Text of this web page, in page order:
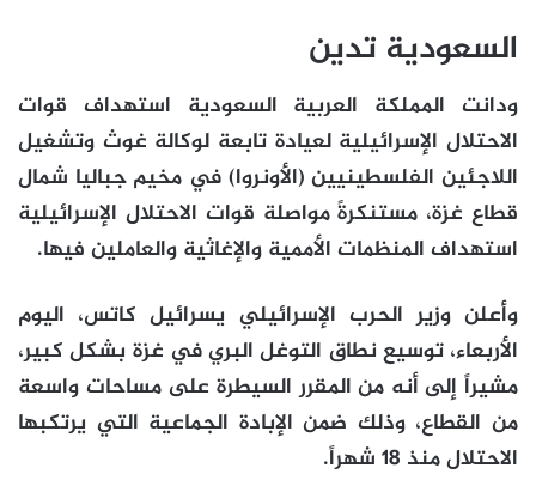
السعودية تدين
ودانت المملكة العربية السعودية استهداف قوات
الاحتلال الإسرائيلية لعيادة تابعة لوكالة غوث وتشغيل
اللاجئين الفلسطينيين (الأونروا) في مخيم جباليا شمال
قطاع غزة، مستنكرةً مواصلة قوات الاحتلال الإسرائيلية
استهداف المنظمات الأممية والإغاثية والعاملين فيها.
وأعلن وزير الحرب الإسرائيلي يسرائيل كاتس، اليوم
الأربعاء، توسيع نطاق التوغل البري في غزة بشكل كبير،
مشيراً إلى أنه من المقرر السيطرة على مساحات واسعة
من القطاع، وذلك ضمن الإبادة الجماعية التي يرتكبها
الاحتلال منذ 18 شهراً.